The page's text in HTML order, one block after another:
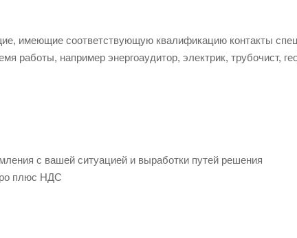
имеющие соответствующую квалификацию контакты
работы, например энергоаудитор, электрик, трубочист,
с вашей ситуацией и выработки путей решения
плюс НДС